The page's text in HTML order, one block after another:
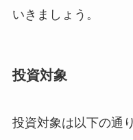
いきましょう。
投資対象
投資対象は以下の通